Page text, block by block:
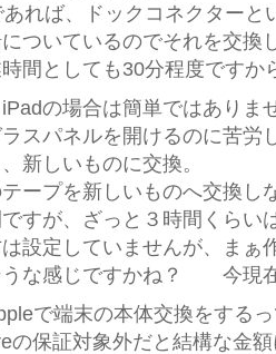
れば、ドックコネクターと
ついているのでそれを交換
間としても30分程度ですか
の場合は簡単ではありま
スパネルを開けるのに苦労
新しいものに交換。
ープを新しいものへ交換
すが、ざっと３時間くらい
設定していませんが、まぁ
うな感じですかね？ 今現在
で端末の本体交換をする
の保証対象外だと結構な金